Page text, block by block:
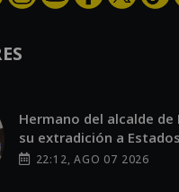
Hermano del alcalde
su extradición a
22:12, AGO 07 2026